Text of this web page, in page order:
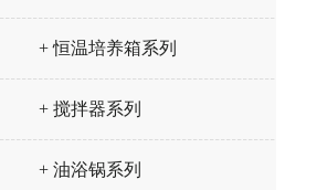
+ 恒温培养箱系列
+ 搅拌器系列
+ 油浴锅系列